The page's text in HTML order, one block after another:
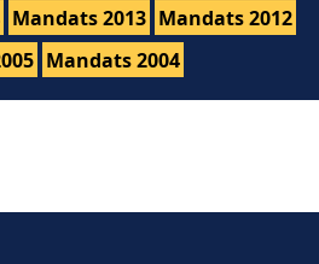
Mandats 2013 Mandats 2012
Mandats 2004